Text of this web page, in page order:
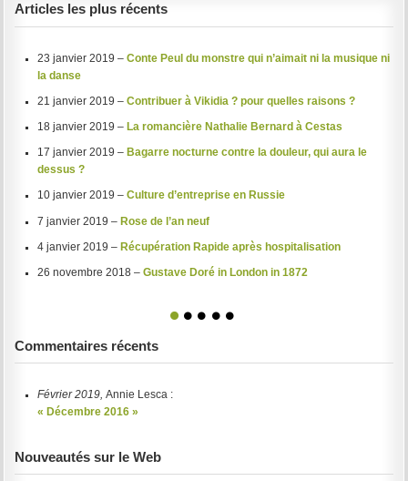
Articles les plus récents
23 janvier 2019 – Conte Peul du monstre qui n’aimait ni la musique ni
la danse
21 janvier 2019 – Contribuer à Vikidia ? pour quelles raisons ?
18 janvier 2019 – La romancière Nathalie Bernard à Cestas
17 janvier 2019 – Bagarre nocturne contre la douleur, qui aura le
dessus ?
10 janvier 2019 – Culture d’entreprise en Russie
7 janvier 2019 – Rose de l’an neuf
4 janvier 2019 – Récupération Rapide après hospitalisation
26 novembre 2018 – Gustave Doré in London in 1872
1 2 3 4 5
Commentaires récents
Février 2019, Annie Lesca :
« Décembre 2016 »
Nouveautés sur le Web